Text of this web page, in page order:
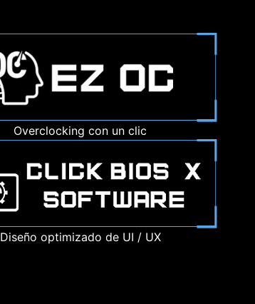
Overclocking con un clic
Diseño optimizado de UI / UX